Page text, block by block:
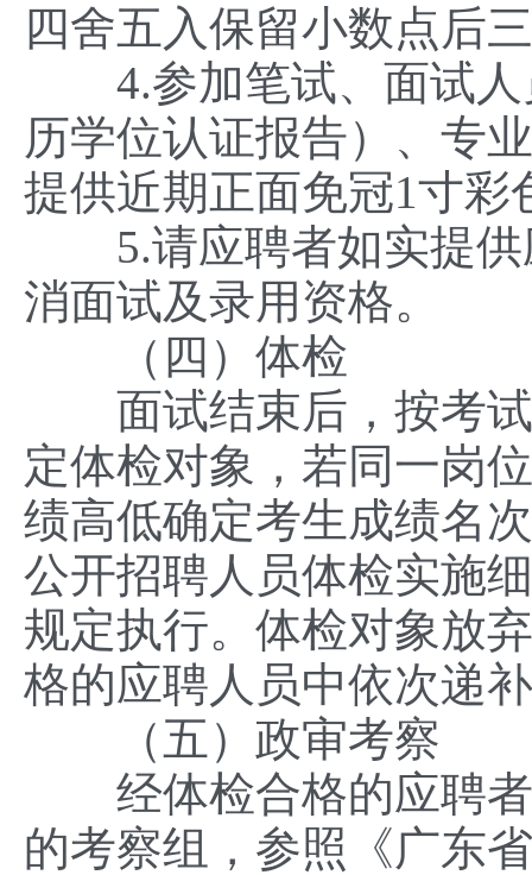
四舍五入保留小数点后
4.参加笔试、面试人
历学位认证报告）、专
提供近期正面免冠1寸彩
5.请应聘者如实提供
消面试及录用资格。
（四）体检
面试结束后，按考试
定体检对象，若同一岗
绩高低确定考生成绩名
公开招聘人员体检实施
规定执行。体检对象放
格的应聘人员中依次递
（五）政审考察
经体检合格的应聘者
的考察组，参照《广东